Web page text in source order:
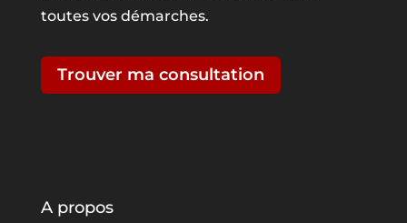
toutes vos démarches.
Trouver ma consultation
A propos